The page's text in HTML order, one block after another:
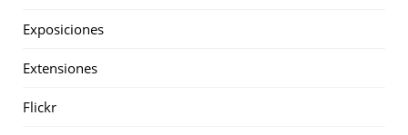
Exposiciones
Extensiones
Flickr